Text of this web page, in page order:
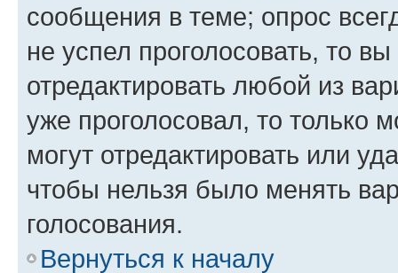
сообщения в теме; опрос
не успел проголосовать, то
отредактировать любой из
уже проголосовал, то только
могут отредактировать или
чтобы нельзя было менять
голосования.
Вернуться к началу